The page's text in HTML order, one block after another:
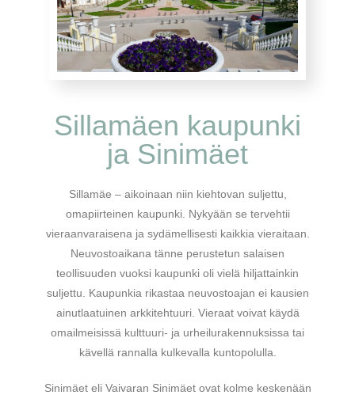
Sillamäen kaupunki
ja Sinimäet
Sillamäe – aikoinaan niin kiehtovan suljettu,
omapiirteinen kaupunki. Nykyään se tervehtii
vieraanvaraisena ja sydämellisesti kaikkia vieraitaan.
Neuvostoaikana tänne perustetun salaisen
teollisuuden vuoksi kaupunki oli vielä hiljattainkin
suljettu. Kaupunkia rikastaa neuvostoajan ei kausien
ainutlaatuinen arkkitehtuuri. Vieraat voivat käydä
omailmeisissä kulttuuri- ja urheilurakennuksissa tai
kävellä rannalla kulkevalla kuntopolulla.
Sinimäet eli Vaivaran Sinimäet ovat kolme keskenään